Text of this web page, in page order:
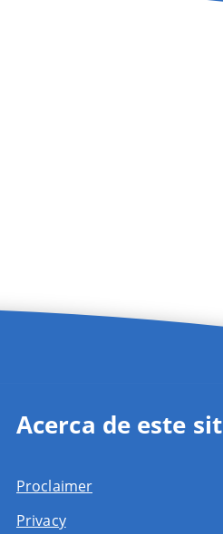
Acerca de este
Proclaimer
Privacy